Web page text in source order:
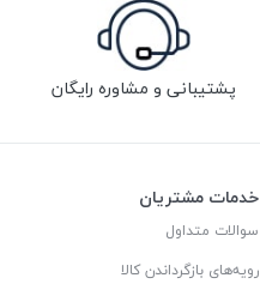
پشتیبانی و مشاوره رایگان
خدمات مشتریان
سوالات متداول
رویه‌های بازگرداندن کالا